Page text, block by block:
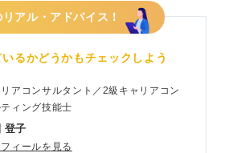
アル・アドバイス！
いるかどうかもチェックしよう
アコンサルタント／2級キャリアコン
ィング技能士
登子
ィールを見る